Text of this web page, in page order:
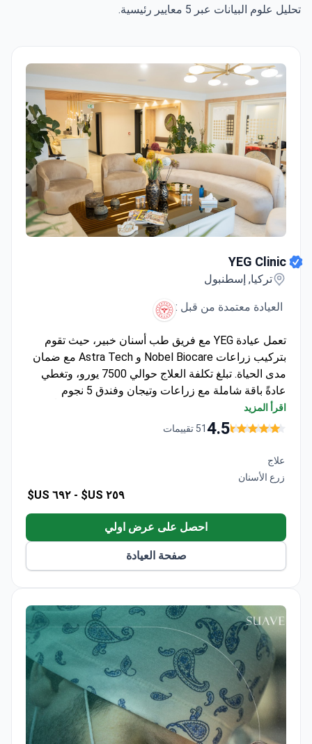
تحليل علوم البيانات عبر 5 معايير رئيسية.
YEG Clinic
تركيا, إسطنبول
العيادة معتمدة من قبل :
تعمل عيادة YEG مع فريق طب أسنان خبير، حيث تقوم
بتركيب زراعات Nobel Biocare و Astra Tech مع ضمان
مدى الحياة. تبلغ تكلفة العلاج حوالي 7500 يورو، وتغطي
عادةً باقة شاملة مع زراعات وتيجان وفندق 5 نجوم
وخدمات نقل وسنة من المتابعة. تمتلك العيادة مختبراً
داخلياً لتصميم ابتسامة سريع في غضون أيام وتحمل اعتماد
اقرأ المزيد
4.551 تقييمات
علاج
زرع الأسنان
٢٥٩ US$ - ٦٩٢ US$
احصل على عرض اولي
صفحة العيادة